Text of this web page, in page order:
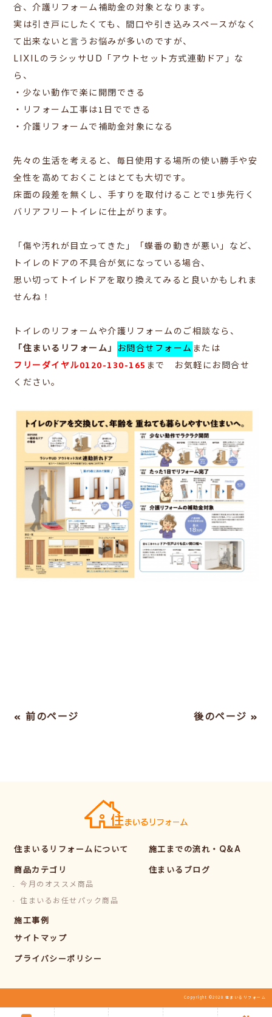
合、介護リフォーム補助金の対象となります。
実は引き戸にしたくても、間口や引き込みスペースがなく
て出来ないと言うお悩みが多いのですが、
LIXILのラシッサUD「アウトセット方式連動ドア」な
ら、
・少ない動作で楽に開閉できる
・リフォーム工事は1日でできる
・介護リフォームで補助金対象になる
先々の生活を考えると、毎日使用する場所の使い勝手や安
全性を高めておくことはとても大切です。
床面の段差を無くし、手すりを取付けることで1歩先行く
バリアフリートイレに仕上がります。
「傷や汚れが目立ってきた」「蝶番の動きが悪い」など、
トイレのドアの不具合が気になっている場合、
思い切ってトイレドアを取り換えてみると良いかもしれま
せんね！
トイレのリフォームや介護リフォームのご相談なら、
「住まいるリフォーム」 お問合せフォーム または
フリーダイヤル0120-130-165 まで お気軽にお問合せ
ください。
« 前のページ 後のページ »
住まいるリフォームについて
商品カテゴリ
今月のオススメ商品
住まいるお任せパック商品
施工事例
施工までの流れ・Q&A
住まいるブログ
サイトマップ
プライバシーポリシー
Copyright ©2020 住まいるリフォーム